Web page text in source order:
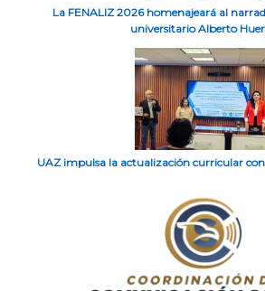
La FENALIZ 2026 homenajeará al
universitario Alberto
UAZ impulsa la actualización curricular